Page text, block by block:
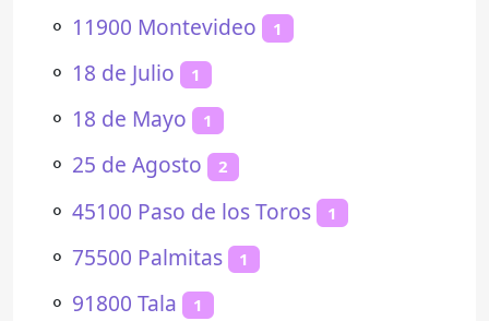
⚬ 11900 Montevideo 1
⚬ 18 de Julio 1
⚬ 18 de Mayo 1
⚬ 25 de Agosto 2
⚬ 45100 Paso de los Toros 1
⚬ 75500 Palmitas 1
⚬ 91800 Tala 1